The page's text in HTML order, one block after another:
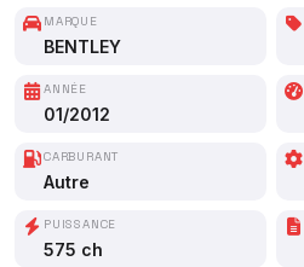
MARQUE
BENTLEY
ANNÉE
01/2012
CARBURANT
Autre
PUISSANCE
575 ch